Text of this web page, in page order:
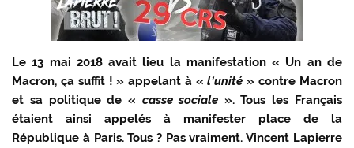
Le 13 mai 2018 avait lieu la manifestation « Un an de
Macron, ça suffit ! » appelant à «l’unité » contre Macron
et sa politique de « casse sociale ». Tous les Français
étaient ainsi appelés à manifester place de la
République à Paris. Tous ? Pas vraiment. Vincent Lapierre